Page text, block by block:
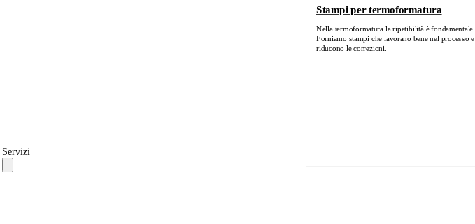
Servizi
Stampi per termoformatura
Nella termoformatura la ripetibilità è fondamentale.
Forniamo stampi che lavorano bene nel processo e
riducono le correzioni.